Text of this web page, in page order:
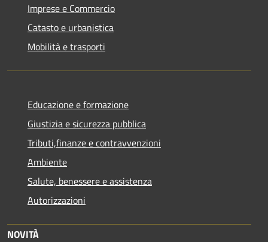
Imprese e Commercio
Catasto e urbanistica
Mobilità e trasporti
Educazione e formazione
Giustizia e sicurezza pubblica
Tributi,finanze e contravvenzioni
Ambiente
Salute, benessere e assistenza
Autorizzazioni
NOVITÀ